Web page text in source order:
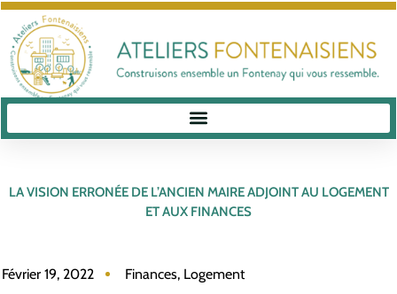
LA VISION ERRONÉE DE L’ANCIEN MAIRE ADJOINT AU LOGEMENT
ET AUX FINANCES
Février 19, 2022 Finances, Logement